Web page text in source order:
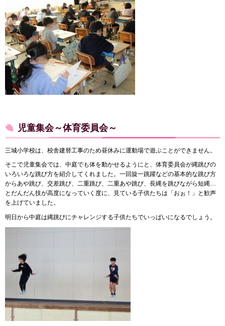
児童集会～体育委員会～
三城小学校は、校舎建替工事のため昼休みに運動場で遊ぶことができません。
そこで児童集会では、中庭でも体を動かせるようにと、体育委員会が縄跳びの
いろいろな跳び方を紹介してくれました。一回旋一跳躍などの基本的な跳び方
からあや跳び、交差跳び、二重跳び、二重あや跳び、長縄を跳びながら短縄…
とだんだん技が高度になっていく度に、見ている子供たちは「おぉ！」と歓声
を上げていました。
明日から中庭は縄跳びにチャレンジする子供たちでいっぱいになるでしょう。